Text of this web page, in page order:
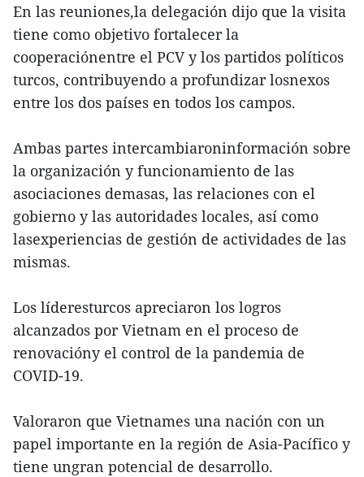
En las reuniones,la delegación dijo que la visita
tiene como objetivo fortalecer la
cooperaciónentre el PCV y los partidos políticos
turcos, contribuyendo a profundizar losnexos
entre los dos países en todos los campos.
Ambas partes intercambiaroninformación sobre
la organización y funcionamiento de las
asociaciones demasas, las relaciones con el
gobierno y las autoridades locales, así como
lasexperiencias de gestión de actividades de las
mismas.
Los líderesturcos apreciaron los logros
alcanzados por Vietnam en el proceso de
renovacióny el control de la pandemia de
COVID-19.
Valoraron que Vietnames una nación con un
papel importante en la región de Asia-Pacífico y
tiene ungran potencial de desarrollo.